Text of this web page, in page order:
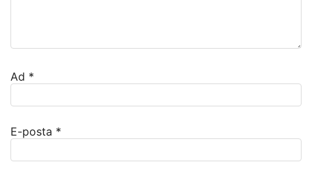
Ad *
E-posta *